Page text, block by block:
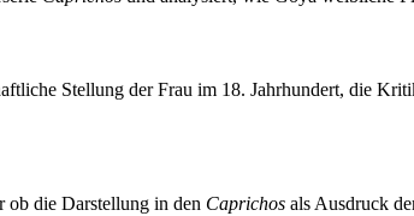
Stellung der Frau im 18. Jahrhundert, die
ob die Darstellung in den Caprichos als Ausdruck